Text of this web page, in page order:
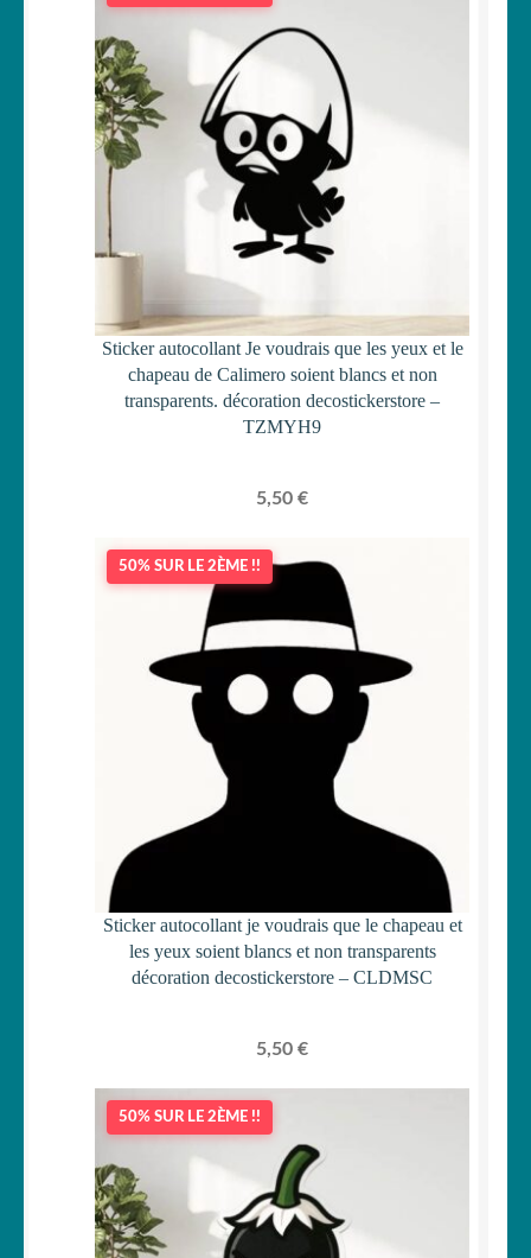
Sticker autocollant Je voudrais que les yeux et le
chapeau de Calimero soient blancs et non
transparents. décoration decostickerstore –
TZMYH9
5,50 €
50% SUR LE 2ÈME !!
Sticker autocollant je voudrais que le chapeau et
les yeux soient blancs et non transparents
décoration decostickerstore – CLDMSC
5,50 €
50% SUR LE 2ÈME !!